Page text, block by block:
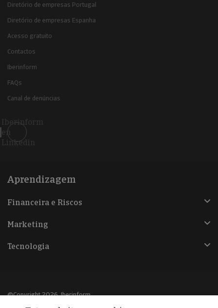
Diretório de empresas Portugal
Diretório de empresas Espanha
Acesso gratuito
Contactos
Iberinform
FAQs
Canal de denúncias
Iberinform
en
Linkedin
Aprendizagem
Financeira e Riscos
Marketing
Tecnologia
@Copyright 2026, Iberinform